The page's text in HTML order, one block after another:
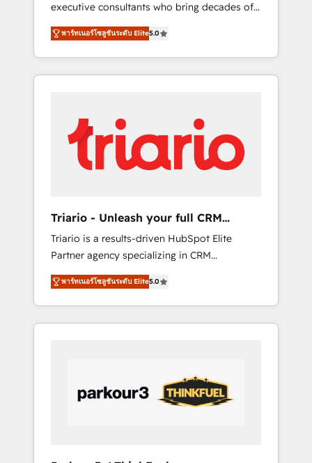
and impact of your digital transformation,
including a detailed financial rationale with a
focus on ROI and TCO. As a trusted extension
of your team, we believe in the power of
partnership. Together, we embark on a
your business. If not now, when?
executive consultants who bring decades of
relevant, real world experience to our client
engagements. "Blue Frog is a top, trusted
partner in HubSpot's ecosystem for a reason.
Their team brings over a decade of
strategies for driving growth. They are
committed to helping our customers grow
and finding solutions that fit their unique
business needs. We are thrilled to have Blue
HubSpot “Our experience with the team at
Blue Frog has been nothing short of
extraordinary. Their years of experience and
quality of skilled staff has earned them a
trusted reputation within the HubSpot
ecosystem as a reliable partner capable of
delivering remarkable experiences for our
พาร์ทเนอร์โซลูชันระดับ Elite5.0
Triario - Unleash your full CRM
potential
Triario is a results-driven HubSpot Elite
Partner agency specializing in CRM
implementations & migrations, Revenue
Operations, Custom Integrations, Custom AI
agents and AI-ready Website Design With
over 15 years of experience, we help
through smart automation, data hygiene, and
tailored HubSpot solutions. Our clients
choose us because we blend the expertise of
พาร์ทเนอร์โซลูชันระดับ Elite5.0